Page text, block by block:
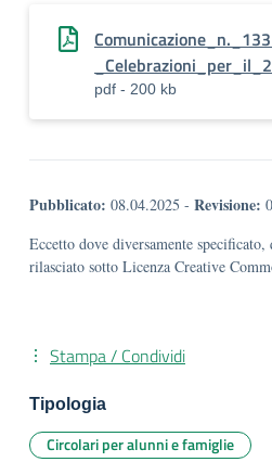
pdf - 200 kb
Pubblicato: 08.04.2025 - Revisione:
Eccetto dove diversamente
rilasciato sotto Licenza Creative
Stampa / Condividi
Tipologia
Circolari per alunni e famiglie